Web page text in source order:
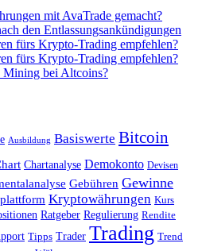
mit AvaTrade gemacht?
den Entlassungsankündigungen
fürs Krypto-Trading empfehlen?
fürs Krypto-Trading empfehlen?
bei Altcoins?
Ausbildung Basiswerte Bitcoin
Chartanalyse Demokonto Devisen
Gebühren Gewinne
Kryptowährungen Kurs
Ratgeber Regulierung Rendite
Tipps Trader Trading Trend